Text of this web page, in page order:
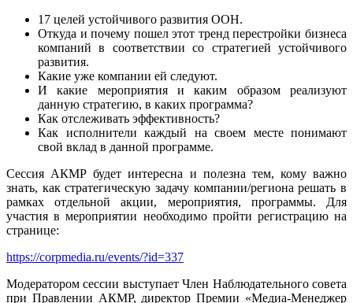
17 целей устойчивого развития ООН.
Откуда и почему пошел этот тренд перестройки бизнеса
компаний в соответствии со стратегией устойчивого
развития.
Какие уже компании ей следуют.
И какие мероприятия и каким образом реализуют
данную стратегию, в каких программа?
Как отслеживать эффективность?
Как исполнители каждый на своем месте понимают
свой вклад в данной программе.
Сессия АКМР будет интересна и полезна тем, кому важно
знать, как стратегическую задачу компании/региона решать в
рамках отдельной акции, мероприятия, программы. Для
участия в мероприятии необходимо пройти регистрацию на
странице:
https://corpmedia.ru/events/?id=337
Модератором сессии выступает Член Наблюдательного совета
при Правлении АКМР, директор Премии «Медиа-Менеджер